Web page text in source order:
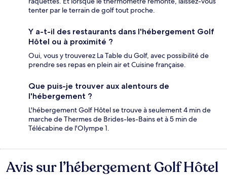
tenter par le terrain de golf tout proche.
Y a-t-il des restaurants dans l'hébergement Golf
Hôtel ou à proximité ?
Oui, vous y trouverez La Table du Golf, avec possibilité de
prendre ses repas en plein air et Cuisine française.
Que puis-je trouver aux alentours de
l'hébergement ?
L'hébergement Golf Hôtel se trouve à seulement 4 min de
marche de Thermes de Brides-les-Bains et à 5 min de
Télécabine de l'Olympe 1.
Avis
Avis sur l’hébergement Golf Hôtel